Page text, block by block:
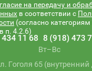
на передачу и
в соответствии с
(согласно
п. 4.2.6)
11 68 8 (918) 473
Вт–Вс
Гоголя 65